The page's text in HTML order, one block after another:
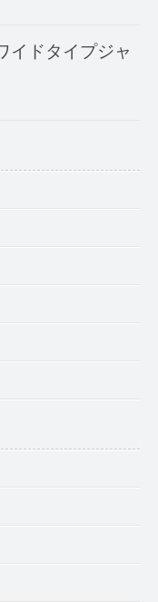
イドタイプジャ